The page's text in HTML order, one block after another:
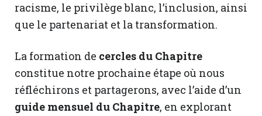
racisme, le privilège blanc, l’inclusion, ainsi
que le partenariat et la transformation.
La formation de cercles du Chapitre
constitue notre prochaine étape où nous
réfléchirons et partagerons, avec l’aide d’un
guide mensuel du Chapitre, en explorant